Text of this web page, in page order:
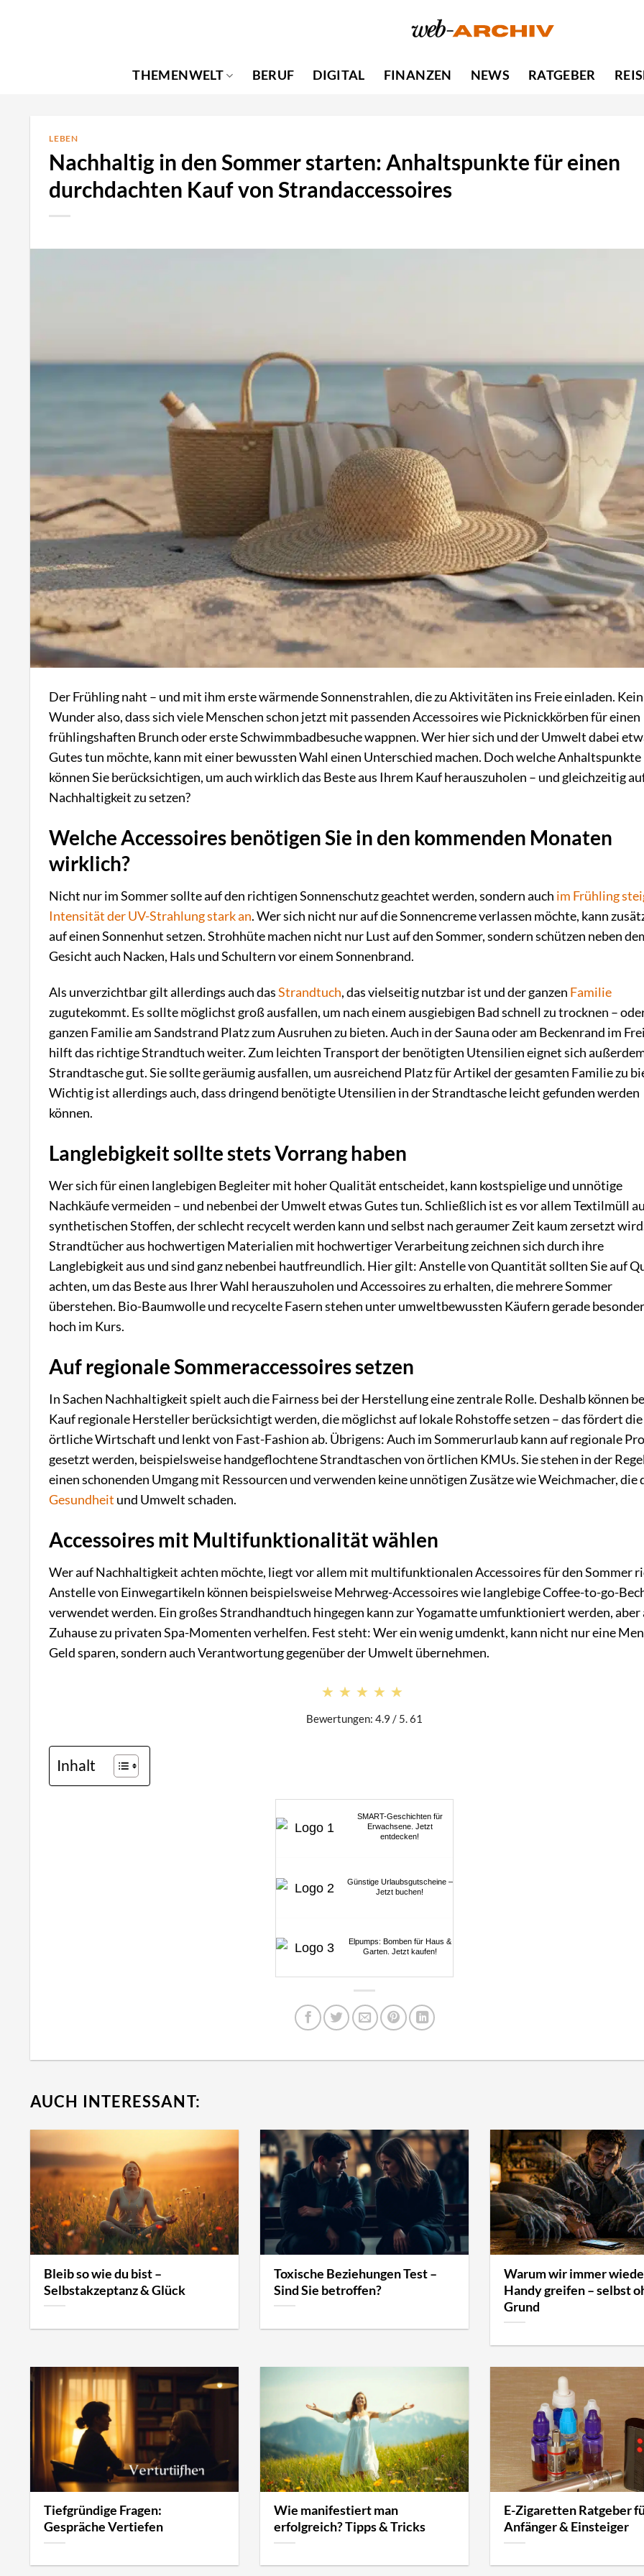
THEMENWELT
BERUF DIGITAL FINANZEN NEWS RATGEBER
LEBEN
Nachhaltig in den Sommer starten: Anhaltspunkte für einen
durchdachten Kauf von Strandaccessoires
Der Frühling naht – und mit ihm erste wärmende Sonnenstrahlen, die zu Aktivitäten ins Freie einladen. Kein
Wunder also, dass sich viele Menschen schon jetzt mit passenden Accessoires wie Picknickkörben für einen
frühlingshaften Brunch oder erste Schwimmbadbesuche wappnen. Wer hier sich und der Umwelt dabei
Gutes tun möchte, kann mit einer bewussten Wahl einen Unterschied machen. Doch welche Anhaltspunkte
können Sie berücksichtigen, um auch wirklich das Beste aus Ihrem Kauf herauszuholen – und gleichzeitig
Nachhaltigkeit zu setzen?
Welche Accessoires benötigen Sie in den kommenden Monaten
wirklich?
Nicht nur im Sommer sollte auf den richtigen Sonnenschutz geachtet werden, sondern auch im Frühling
Intensität der UV-Strahlung stark an. Wer sich nicht nur auf die Sonnencreme verlassen möchte, kann
auf einen Sonnenhut setzen. Strohhüte machen nicht nur Lust auf den Sommer, sondern schützen neben
Gesicht auch Nacken, Hals und Schultern vor einem Sonnenbrand.
Als unverzichtbar gilt allerdings auch dasStrandtuch, das vielseitig nutzbar ist und der ganzen Familie
zugutekommt. Es sollte möglichst groß ausfallen, um nach einem ausgiebigen Bad schnell zu trocknen –
ganzen Familie am Sandstrand Platz zum Ausruhen zu bieten. Auch in der Sauna oder am Beckenrand im
hilft das richtige Strandtuch weiter. Zum leichten Transport der benötigten Utensilien eignet sich
Strandtasche gut. Sie sollte geräumig ausfallen, um ausreichend Platz für Artikel der gesamten Familie zu
Wichtig ist allerdings auch, dass dringend benötigte Utensilien in der Strandtasche leicht gefunden werden
können.
Langlebigkeit sollte stets Vorrang haben
Wer sich für einen langlebigen Begleiter mit hoher Qualität entscheidet, kann kostspielige und unnötige
Nachkäufe vermeiden – und nebenbei der Umwelt etwas Gutes tun. Schließlich ist es vor allem Textilmüll
synthetischen Stoffen, der schlecht recycelt werden kann und selbst nach geraumer Zeit kaum zersetzt
Strandtücher aus hochwertigen Materialien mit hochwertiger Verarbeitung zeichnen sich durch ihre
Langlebigkeit aus und sind ganz nebenbei hautfreundlich. Hier gilt: Anstelle von Quantität sollten Sie auf
achten, um das Beste aus Ihrer Wahl herauszuholen und Accessoires zu erhalten, die mehrere Sommer
überstehen. Bio-Baumwolle und recycelte Fasern stehen unter umweltbewussten Käufern gerade
hoch im Kurs.
Auf regionale Sommeraccessoires setzen
In Sachen Nachhaltigkeit spielt auch die Fairness bei der Herstellung eine zentrale Rolle. Deshalb können
Kauf regionale Hersteller berücksichtigt werden, die möglichst auf lokale Rohstoffe setzen – das fördert die
örtliche Wirtschaft und lenkt von Fast-Fashion ab. Übrigens: Auch im Sommerurlaub kann auf regionale
gesetzt werden, beispielsweise handgeflochtene Strandtaschen von örtlichen KMUs. Sie stehen in der
einen schonenden Umgang mit Ressourcen und verwenden keine unnötigen Zusätze wie Weichmacher, die
Gesundheit und Umwelt schaden.
Accessoires mit Multifunktionalität wählen
Wer auf Nachhaltigkeit achten möchte, liegt vor allem mit multifunktionalen Accessoires für den Sommer
Anstelle von Einwegartikeln können beispielsweise Mehrweg-Accessoires wie langlebige Coffee-to-go-
verwendet werden. Ein großes Strandhandtuch hingegen kann zur Yogamatte umfunktioniert werden, aber
Zuhause zu privaten Spa-Momenten verhelfen. Fest steht: Wer ein wenig umdenkt, kann nicht nur eine
Geld sparen, sondern auch Verantwortung gegenüber der Umwelt übernehmen.
★★★★★
★★★★★
Bewertungen: 4.9 / 5. 61
Inhalt
SMART-Geschichten für
Erwachsene. Jetzt
entdecken!
Günstige Urlaubsgutscheine –
Jetzt buchen!
Elpumps: Bomben für Haus &
Garten. Jetzt kaufen!
AUCH INTERESSANT:
Bleib so wie du bist –
Selbstakzeptanz & Glück
Toxische Beziehungen Test –
Sind Sie betroffen?
Warum wir immer
Handy greifen – selbst
Grund
Tiefgründige Fragen:
Gespräche Vertiefen
Wie manifestiert man
erfolgreich? Tipps & Tricks
E-Zigaretten Ratgeber
Anfänger & Einsteiger